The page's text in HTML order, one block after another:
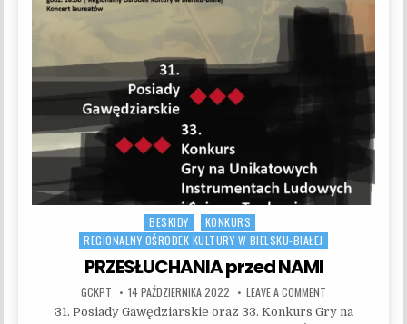
Posted in
BESKIDY
KONKURS
REGIONALNY OŚRODEK KULTURY W BIELSKU-BIAŁEJ
PRZESŁUCHANIA przed NAMI
AUTHOR:
GCKPT PUBLISHED DATE:
14 PAŹDZIERNIKA 2022 LEAVE A COMMENT
31. Posiady Gawędziarskie oraz 33. Konkurs Gry na